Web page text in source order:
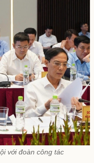
với đoàn công tác